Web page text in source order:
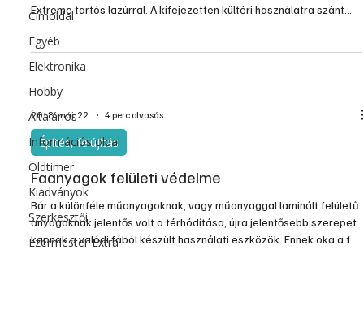
Címoldal
Egyéb
Elektronika
Hobby
Általános
Információs oldal
Oldtimer
Kiadványok
Szerkesztői
Ezermester Extra
Extreme tartós lazúrral. A kifejezetten kültéri használatra szánt
faszerkezetek – ajtók, ablakok, zsalugáterek, homlokzati
borítások, oromdeszkák, erkélykorlátok – bevonására alkalmas.
vagy padló felületekre.
2018. máj. 22. 4 perc olvasás
Építés, felújítás
Faanyagok felületi védelme
Bár a különféle műanyagoknak, vagy műanyaggal laminált felületű
anyagoknak jelentős volt a térhódítása, újra jelentősebb szerepet
kapnak a valódi fából készült használati eszközök. Ennek oka a fa